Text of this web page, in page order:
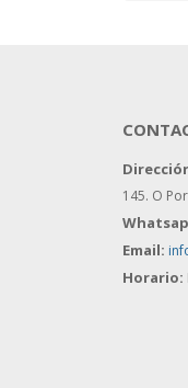
145. O
Email:
Horario: